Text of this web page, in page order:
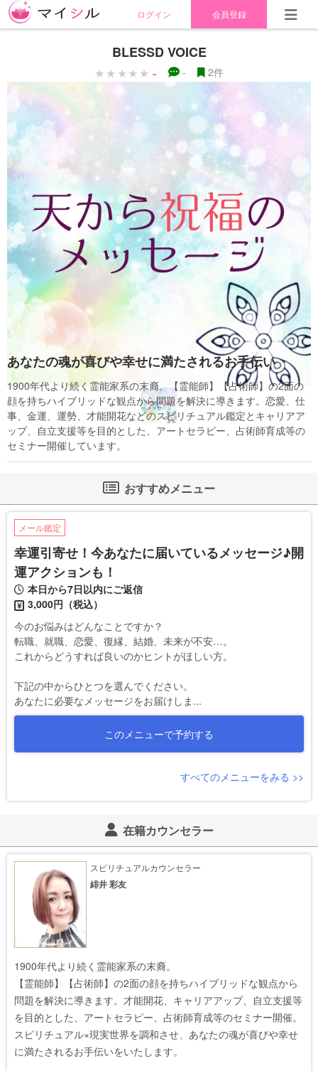
ログイン 会員登録
BLESSD VOICE
- - 2件
あなたの魂が喜びや幸せに満たされるお手伝い
1900年代より続く霊能家系の末裔。【霊能師】【占術師】の2面の
顔を持ちハイブリッドな観点から問題を解決に導きます。恋愛、仕
事、金運、運勢、才能開花などのスピリチュアル鑑定とキャリアア
ップ、自立支援等を目的とした、アートセラピー、占術師育成等の
セミナー開催しています。
おすすめメニュー
メール鑑定
幸運引寄せ！今あなたに届いているメッセージ♪開
運アクションも！
本日から7日以内にご返信
3,000円（税込）
今のお悩みはどんなことですか？
転職、就職、恋愛、復縁、結婚、未来が不安…。
これからどうすれば良いのかヒントがほしい方。
下記の中からひとつを選んでください。
あなたに必要なメッセージをお届けしま...
このメニューで予約する
すべてのメニューをみる >>
在籍カウンセラー
スピリチュアルカウンセラー
緋井 彩友
1900年代より続く霊能家系の末裔。
【霊能師】【占術師】の2面の顔を持ちハイブリッドな観点から
問題を解決に導きます。才能開花、キャリアアップ、自立支援等
を目的とした、アートセラピー、占術師育成等のセミナー開催。
スピリチュアル×現実世界を調和させ、あなたの魂が喜びや幸せ
に満たされるお手伝いをいたします。